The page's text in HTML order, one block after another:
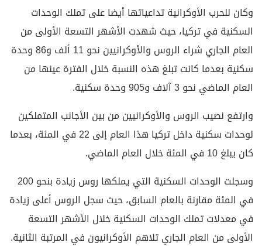
وكان للحرب الأوكرانية تداعياتها أيضا على تملك الوحدات
السكنية في تركيا، حيث شهدت الأشهر التسعة الأولى من
العام الجاري شراء الروس والأوكرانيين نحو 11 ألف و86 وحدة
سكنية بعدما كانت تبلغ هذه النسبة خلال الفترة عينها من
العام الماضي نحو 3 آلاف و905 وحدة سكنية.
وارتفع نصيب الروس والأوكرانيين من بين الأجانب المتملكين
لوحدات سكنية داخل تركيا هذا العام إلى 22 في المئة، بعدما
كان يبلغ 10 في المئة خلال العام الماضي.
وسجلت الوحدات السكنية التي يملكها روس زيادة بنحو 200
في المئة مقارنة بالعام السابق، حيث سجل الروس أعلى زيادة
في معدلات تملك الوحدات السكنية خلال الأشهر التسعة
الأولى من العام الجاري تلاهم الأوكرانيون في المرتبة الثانية.